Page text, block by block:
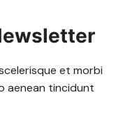
et morbi
aenean tincidunt